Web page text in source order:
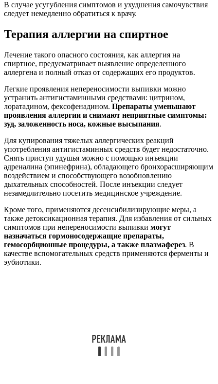
В случае усугубления симптомов и ухудшения самочувствия
следует немедленно обратиться к врачу.
Терапия аллергии на спиртное
Лечение такого опасного состояния, как аллергия на
спиртное, предусматривает выявление определенного
аллергена и полный отказ от содержащих его продуктов.
Легкие проявления непереносимости выпивки можно
устранить антигистаминными средствами: цитрином,
лоратадином, фексофенадином. Препараты уменьшают
проявления аллергии и снимают неприятные симптомы:
зуд, заложенность носа, кожные высыпания.
Для купирования тяжелых аллергических реакций
употребления антигистаминных средств будет недостаточно.
Снять приступ удушья можно с помощью инъекции
адреналина (эпинефрина), обладающего бронхорасширяющим
воздействием и способствующего возобновлению
дыхательных способностей. После инъекции следует
незамедлительно посетить медицинское учреждение.
Кроме того, применяются десенсибилизирующие меры, а
также детоксикационная терапия. Для избавления от сильных
симптомов при непереносимости выпивки могут
назначаться гормоносодержащие препараты,
гемосорбционные процедуры, а также плазмаферез. В
качестве вспомогательных средств применяются ферменты и
эубиотики.
осторожность при употреблении горячительного. Если у
больного имеется тяга к алкоголю, следует пройти курс